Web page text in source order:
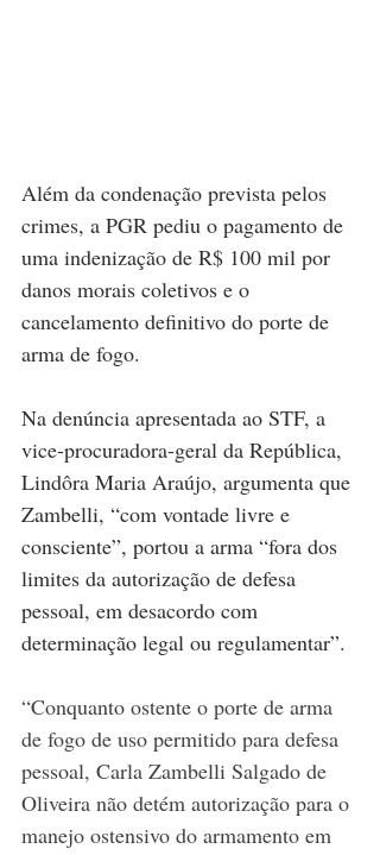
Além da condenação prevista pelos
crimes, a PGR pediu o pagamento de
uma indenização de R$ 100 mil por
danos morais coletivos e o
cancelamento definitivo do porte de
arma de fogo.
Na denúncia apresentada ao STF, a
vice-procuradora-geral da República,
Lindôra Maria Araújo, argumenta que
Zambelli, “com vontade livre e
consciente”, portou a arma “fora dos
limites da autorização de defesa
pessoal, em desacordo com
determinação legal ou regulamentar”.
“Conquanto ostente o porte de arma
de fogo de uso permitido para defesa
pessoal, Carla Zambelli Salgado de
Oliveira não detém autorização para o
manejo ostensivo do armamento em